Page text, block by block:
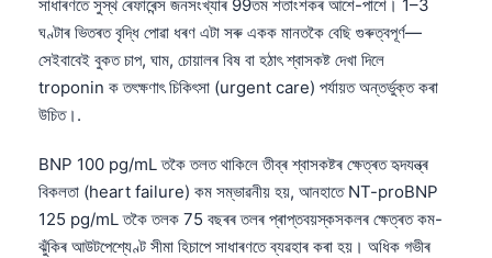
সাধাৰণতে সুস্থ ৰেফাৰেন্স জনসংখ্যাৰ 99তম শতাংশকৰ আশে-পাশে। 1–3
ঘণ্টাৰ ভিতৰত বৃদ্ধি পোৱা ধৰণ এটা সৰু একক মানতকৈ বেছি গুৰুত্বপূৰ্ণ—
সেইবাবেই বুকত চাপ, ঘাম, চোয়ালৰ বিষ বা হঠাৎ শ্বাসকষ্ট দেখা দিলে
troponin ক তৎক্ষণাৎ চিকিৎসা (urgent care) পৰ্যায়ত অন্তৰ্ভুক্ত কৰা
উচিত।.
BNP 100 pg/mL তকৈ তলত থাকিলে তীব্ৰ শ্বাসকষ্টৰ ক্ষেত্ৰত হৃদযন্ত্ৰ
বিকলতা (heart failure) কম সম্ভাৱনীয় হয়, আনহাতে NT-proBNP
125 pg/mL তকৈ তলক 75 বছৰৰ তলৰ প্ৰাপ্তবয়স্কসকলৰ ক্ষেত্ৰত কম-
ঝুঁকিৰ আউটপেশ্যেণ্ট সীমা হিচাপে সাধাৰণতে ব্যৱহাৰ কৰা হয়। অধিক গভীৰ